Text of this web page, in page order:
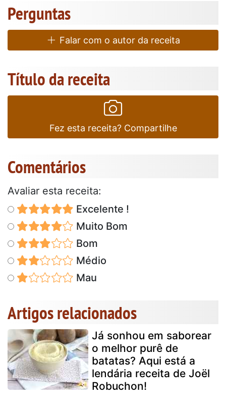
Perguntas
Falar com o autor da receita
Título da receita
Fez esta receita? Compartilhe
Comentários
Avaliar esta receita:
Excelente !
Muito Bom
Bom
Médio
Mau
Artigos relacionados
Já sonhou em saborear
o melhor purê de
batatas? Aqui está a
lendária receita de Joël
Robuchon!